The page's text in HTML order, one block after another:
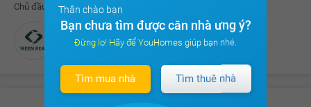
Chủ đầu tư
Công ty CP Green Real
Thân chào bạn
Bạn chưa tìm được căn nhà ưng ý?
Đừng lo! Hãy để YouHomes giúp bạn nhé.
Tìm mua nhà Tìm thuê nhà